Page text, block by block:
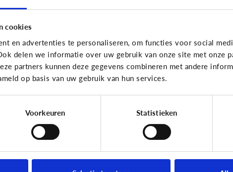
cookies
en advertenties te personaliseren, om functies voor social
delen we informatie over uw gebruik van onze site met onze
partners kunnen deze gegevens combineren met andere
op basis van uw gebruik van hun services.
Voorkeuren Statistieken
Veilig Online
Wat is een veilig
wachtwoord voor mijn
kind?